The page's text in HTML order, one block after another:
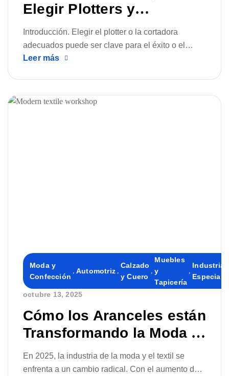
Elegir Plotters y
Cortadoras para la
Industria Textil
Introducción. Elegir el plotter o la cortadora
adecuados puede ser clave para el éxito o el
fracaso de su producción. Ya sea que gestione un
precisión, velocidad y menor desperdicio de
Leer más
Moda y
Confección
Automotriz
Calzado
y Cuero
Muebles
y
Tapicería
Industrias
octubre 13, 2025
Cómo los Aranceles están
Transformando la Moda y
por qué la Fabricación
Local y Personalizada es
En 2025, la industria de la moda y el textil se
enfrenta a un cambio radical. Con el aumento de